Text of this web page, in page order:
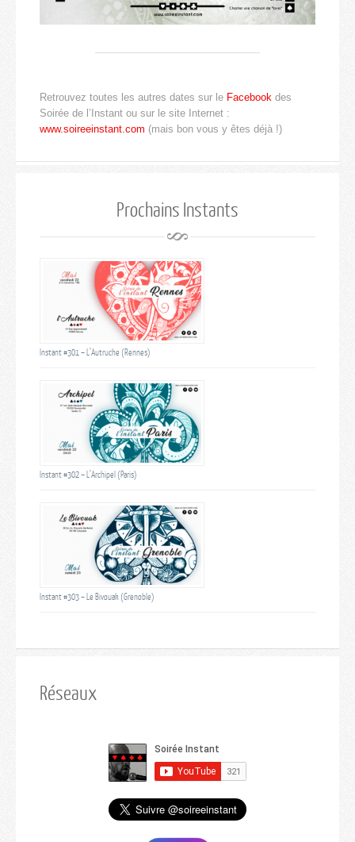
Retrouvez toutes les autres dates sur le Facebook des
Soirée de l’Instant ou sur le site Internet :
www.soireeinstant.com (mais bon vous y êtes déjà !)
Prochains Instants
Instant #301 – L’Autruche (Rennes)
Instant #302 – L’Archipel (Paris)
Instant #303 – Le Bivouak (Grenoble)
Réseaux